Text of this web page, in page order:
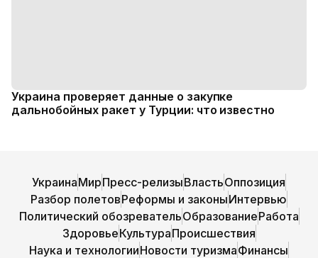
Украина проверяет данные о закупке
дальнобойных ракет у Турции: что известно
УкраинаМирПресс-релизыВластьОппозиция
Разбор полетовРеформы и законыИнтервью
Политический обозревательОбразованиеРабота
ЗдоровьеКультураПроисшествия
Наука и технологииНовости туризмаФинансы